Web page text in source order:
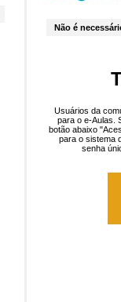
Não é
Usuários da
para o e-Aulas.
botão abaixo
para o sistema
senha